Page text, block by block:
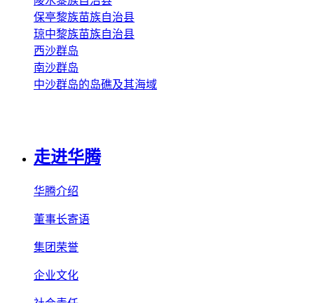
保亭黎族苗族自治县
琼中黎族苗族自治县
西沙群岛
南沙群岛
中沙群岛的岛礁及其海域
走进华腾
华腾介绍
董事长寄语
集团荣誉
企业文化